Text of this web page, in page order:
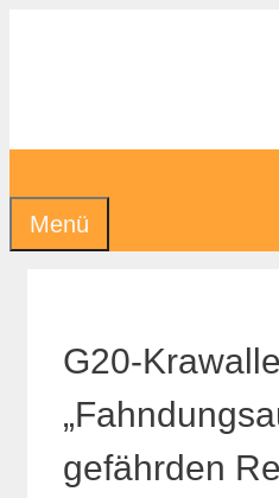
Menü
G20-
gefährden